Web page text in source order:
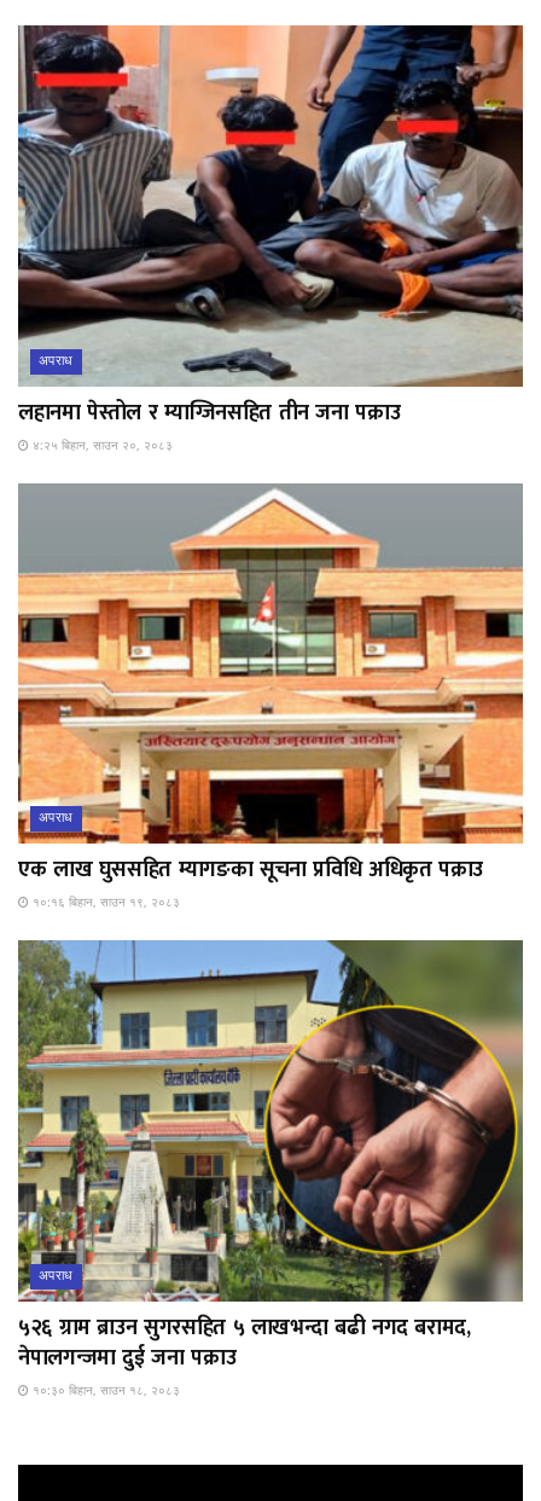
अपराध
लहानमा पेस्तोल र म्याग्जिनसहित तीन जना पक्राउ
४:२५ बिहान, साउन २०, २०८३
अपराध
एक लाख घुससहित म्यागङका सूचना प्रविधि अधिकृत पक्राउ
१०:१६ बिहान, साउन १९, २०८३
अपराध
५२६ ग्राम ब्राउन सुगरसहित ५ लाखभन्दा बढी नगद बरामद,
नेपालगन्जमा दुई जना पक्राउ
१०:३० बिहान, साउन १८, २०८३